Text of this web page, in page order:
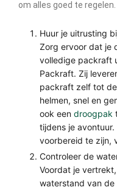
om alles goed te regelen.
Huur je uitrusting
Zorg ervoor dat je
volledige packraft
Packraft. Zij
packraft zelf tot
helmen, snel en
ook een droogpak
tijdens je
voorbereid te zijn,
Controleer de
Voordat je
waterstand van de